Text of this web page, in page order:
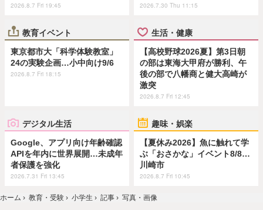
2026.8.7 Fri 19:45 2026.7.30 Thu 11:15
教育イベント
東京都市大「科学体験教室」
24の実験企画…小中向け9/6
2026.8.7 Fri 18:15
生活・健康
【高校野球2026夏】第3日朝
の部は東海大甲府が勝利、午
後の部で八幡商と健大高崎が
激突
2026.8.7 Fri 12:45
デジタル生活
Google、アプリ向け年齢確認
APIを年内に世界展開…未成年
者保護を強化
2026.7.31 Fri 13:45
趣味・娯楽
【夏休み2026】魚に触れて学
ぶ「おさかな」イベント8/8…
川崎市
2026.8.7 Fri 10:45
ホーム › 教育・受験 › 小学生 › 記事 › 写真・画像